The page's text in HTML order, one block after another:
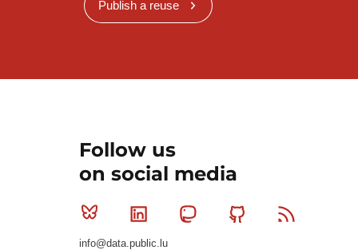
Publish a reuse
Follow us
on social media
Bluesky Linkedin MastodonGithub
info@data.public.lu